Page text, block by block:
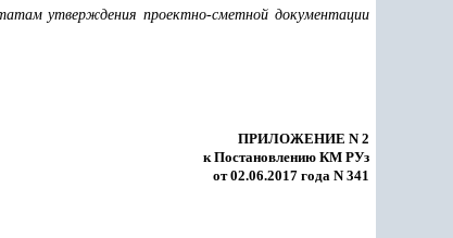
утверждения проектно-сметной документации
ПРИЛОЖЕНИЕ N 2
к Постановлению КМ РУз
от 02.06.2017 года N 341